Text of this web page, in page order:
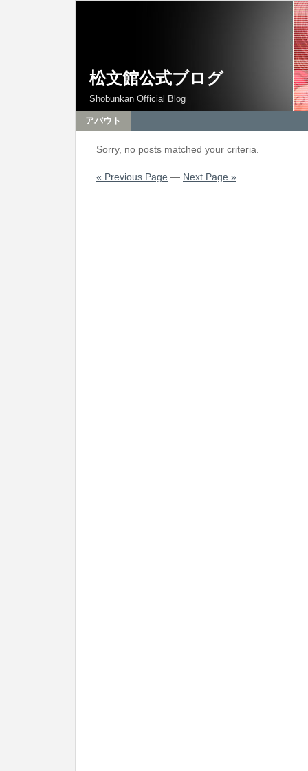
松文館公式ブログ
Shobunkan Official Blog
アバウト
Sorry, no posts matched your criteria.
« Previous Page — Next Page »